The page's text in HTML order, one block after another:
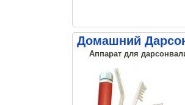
Домашний
Аппарат для